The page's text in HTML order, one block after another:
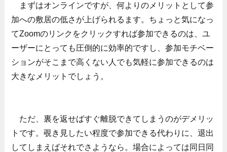
まずはオンラインですが、何よりのメリットとして参
加への敷居の低さが上げられるます。ちょっと気になっ
てZoomのリンクをクリックすれば参加できるのは、ユ
ーザーにとっても圧倒的に効率的ですし、参加モチベー
ションがそこまで高くない人でも気軽に参加できるのは
大きなメリットでしょう。
ただ、裏を返せばすぐ離脱できてしまうのがデメリッ
トです。覗き見したい程度で参加できる代わりに、退出
してしまえばそれでさようなら。場合によっては同日同